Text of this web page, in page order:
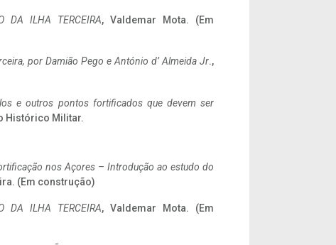
DA ILHA TERCEIRA, Valdemar Mota. (Em
por Damião Pego e António d’ Almeida Jr.,
e outros pontos fortificados que devem ser
Histórico Militar.
nos Açores – Introdução ao estudo do
(Em construção)
DA ILHA TERCEIRA, Valdemar Mota. (Em